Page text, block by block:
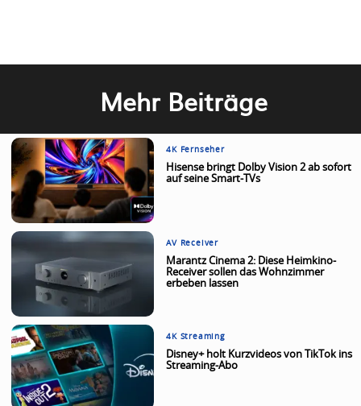
Mehr Beiträge
4K Fernseher
Hisense bringt Dolby Vision 2 ab sofort
auf seine Smart-TVs
AV Receiver
Marantz Cinema 2: Diese Heimkino-
Receiver sollen das Wohnzimmer
erbeben lassen
4K Streaming
Disney+ holt Kurzvideos von TikTok ins
Streaming-Abo